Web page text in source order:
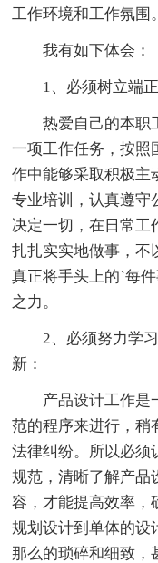
工作环境和工作氛围
我有如下体会：
1、必须树立端正
热爱自己的本职
一项工作任务，按照
作中能够采取积极主
专业培训，认真遵守
决定一切，在日常工
扎扎实实地做事，不
真正将手头上的`每
之力。
2、必须努力学习
新：
产品设计工作是
范的程序来进行，稍
法律纠纷。所以必须
规范，清晰了解产品
容，才能提高效率，
规划设计到单体的设
那么的琐碎和细致，